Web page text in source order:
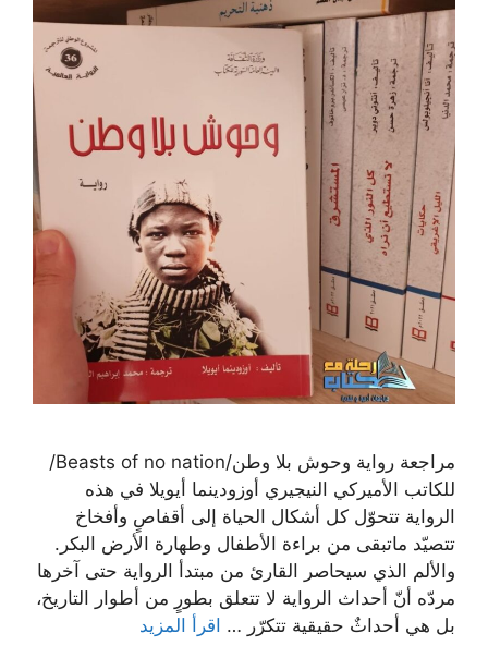
مراجعة رواية وحوش بلا وطن/Beasts of no nation/
للكاتب الأميركي النيجيري أوزودينما أيويلا في هذه
الرواية تتحوّل كل أشكال الحياة إلى أقفاصٍ وأفخاخ
تتصيّد ماتبقى من براءة الأطفال وطهارة الأرض البكر.
والألم الذي سيحاصر القارئ من مبتدأ الرواية حتى آخرها
مردّه أنّ أحداث الرواية لا تتعلق بطورٍ من أطوار التاريخ،
بل هي أحداثٌ حقيقية تتكرّر … اقرأ المزيد